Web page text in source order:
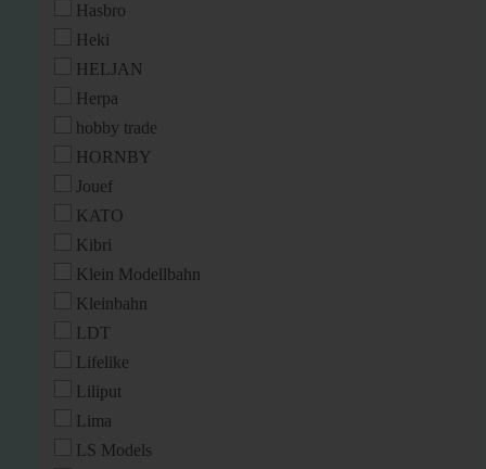
Hasbro
Heki
HELJAN
Herpa
hobby trade
HORNBY
Jouef
KATO
Kibri
Klein Modellbahn
Kleinbahn
LDT
Lifelike
Liliput
Lima
LS Models